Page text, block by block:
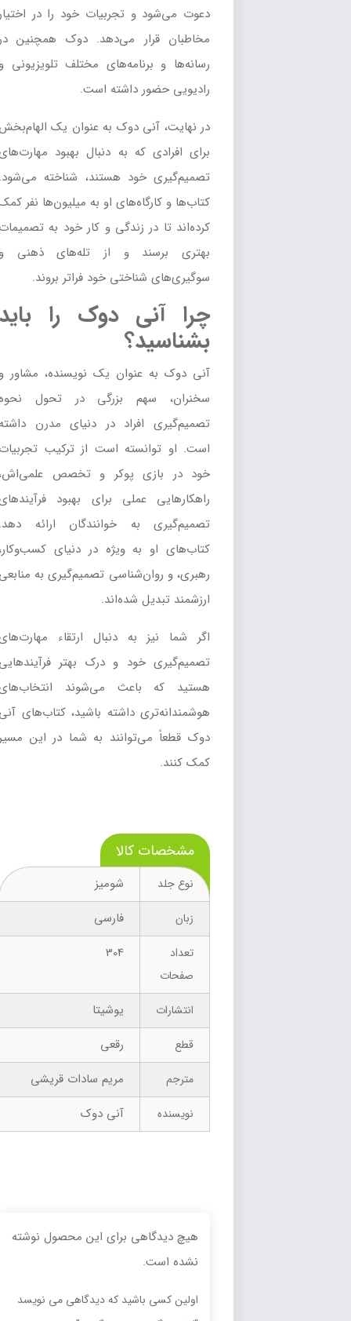
دعوت می‌شود و تجربیات خود را در اختیار
مخاطبان قرار می‌دهد. دوک همچنین در
رسانه‌ها و برنامه‌های مختلف تلویزیونی و
رادیویی حضور داشته است.
در نهایت، آنی دوک به عنوان یک الهام‌بخش
برای افرادی که به دنبال بهبود مهارت‌های
تصمیم‌گیری خود هستند، شناخته می‌شود.
کتاب‌ها و کارگاه‌های او به میلیون‌ها نفر کمک
کرده‌اند تا در زندگی و کار خود به تصمیمات
بهتری برسند و از تله‌های ذهنی و
سوگیری‌های شناختی خود فراتر بروند.
چرا آنی دوک را باید
بشناسید؟
آنی دوک به عنوان یک نویسنده، مشاور و
سخنران، سهم بزرگی در تحول نحوه
تصمیم‌گیری افراد در دنیای مدرن داشته
است. او توانسته است از ترکیب تجربیات
خود در بازی پوکر و تخصص علمی‌اش،
راهکارهایی عملی برای بهبود فرآیندهای
تصمیم‌گیری به خوانندگان ارائه دهد.
کتاب‌های او به ویژه در دنیای کسب‌وکار،
رهبری، و روان‌شناسی تصمیم‌گیری به منابعی
ارزشمند تبدیل شده‌اند.
اگر شما نیز به دنبال ارتقاء مهارت‌های
تصمیم‌گیری خود و درک بهتر فرآیندهایی
هستید که باعث می‌شوند انتخاب‌های
هوشمندانه‌تری داشته باشید، کتاب‌های آنی
دوک قطعاً می‌توانند به شما در این مسیر
کمک کنند.
مشخصات کالا
نوع جلد شومیز
یوشیتا
مریم سادات قریشی
آنی دوک
هیچ دیدگاهی برای این محصول نوشته
نشده است.
اولین کسی باشید که دیدگاهی می نویسد